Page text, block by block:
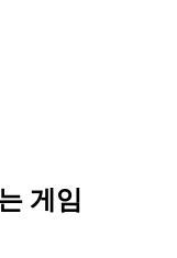
게임